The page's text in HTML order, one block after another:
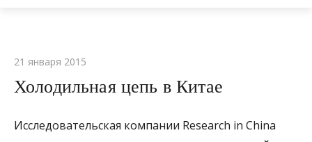
21 января 2015
Холодильная цепь в Китае
Исследовательская компании Research in China